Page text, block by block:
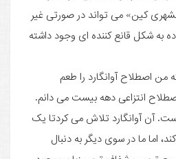
کین» می تواند در صورتی غیر
به شکل قانع کننده ای وجود داشته
من اصطلاح آوانگارد را طعم
انتزاعی دهه بیست می دانم.
است. آن آوانگارد تلاش می کردتا یک
اما ما در سوی دیگر به دنبال